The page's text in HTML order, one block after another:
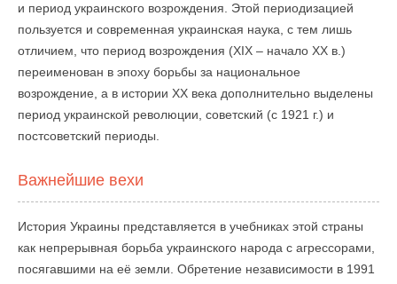
и период украинского возрождения. Этой периодизацией
пользуется и современная украинская наука, с тем лишь
отличием, что период возрождения (XIX – начало ХХ в.)
переименован в эпоху борьбы за национальное
возрождение, а в истории ХХ века дополнительно выделены
период украинской революции, советский (с 1921 г.) и
постсоветский периоды.
Важнейшие вехи
История Украины представляется в учебниках этой страны
как непрерывная борьба украинского народа с агрессорами,
посягавшими на её земли. Обретение независимости в 1991